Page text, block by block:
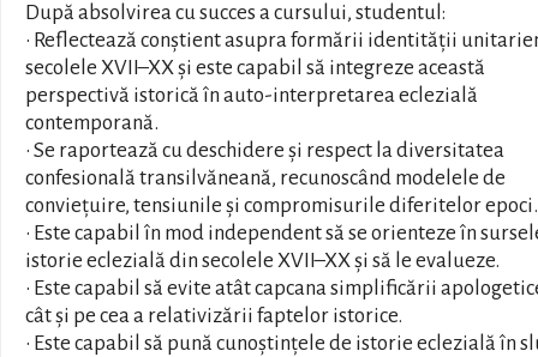
După absolvirea cu succes a cursului, studentul:
• Reflectează conștient asupra formării identității
secolele XVII–XX și este capabil să integreze această
perspectivă istorică în auto-interpretarea eclezială
contemporană.
• Se raportează cu deschidere și respect la diversitatea
confesională transilvăneană, recunoscând modelele de
conviețuire, tensiunile și compromisurile diferitelor epoci.
• Este capabil în mod independent să se orienteze în
istorie eclezială din secolele XVII–XX și să le evalueze.
• Este capabil să evite atât capcana simplificării
cât și pe cea a relativizării faptelor istorice.
• Este capabil să pună cunoștințele de istorie eclezială în